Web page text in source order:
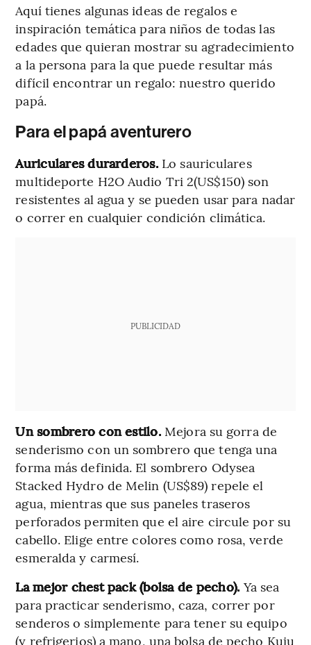
Aquí tienes algunas ideas de regalos e
inspiración temática para niños de todas las
edades que quieran mostrar su agradecimiento
a la persona para la que puede resultar más
difícil encontrar un regalo: nuestro querido
papá.
Para el papá aventurero
Auriculares durarderos. Lo sauriculares
multideporte H2O Audio Tri 2(US$150) son
resistentes al agua y se pueden usar para nadar
o correr en cualquier condición climática.
PUBLICIDAD
Un sombrero con estilo. Mejora su gorra de
senderismo con un sombrero que tenga una
forma más definida. El sombrero Odysea
Stacked Hydro de Melin (US$89) repele el
agua, mientras que sus paneles traseros
perforados permiten que el aire circule por su
cabello. Elige entre colores como rosa, verde
esmeralda y carmesí.
La mejor chest pack (bolsa de pecho). Ya sea
para practicar senderismo, caza, correr por
senderos o simplemente para tener su equipo
(y refrigerios) a mano, una bolsa de pecho Kuiu